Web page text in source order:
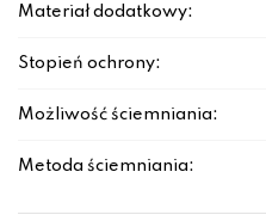
Materiał dodatkowy:
Stopień ochrony:
Możliwość ściemniania:
Metoda ściemniania: